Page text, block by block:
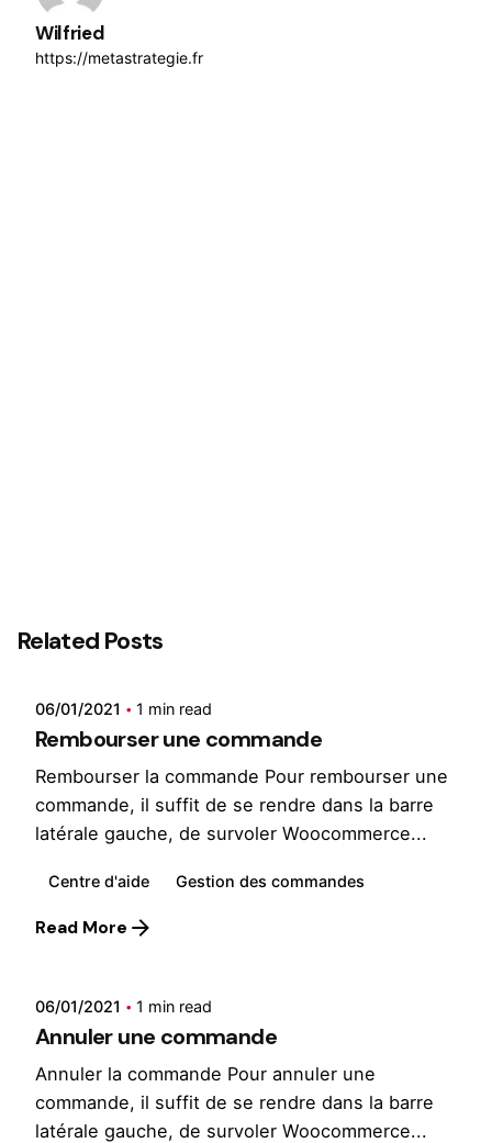
Wilfried
https://metastrategie.fr
Related Posts
Posted by
Wilfried
06/01/2021 1 min read
Rembourser une commande
Rembourser la commande Pour rembourser une
commande, il suffit de se rendre dans la barre
latérale gauche, de survoler Woocommerce...
Centre d'aide Gestion des commandes
Read More
Posted by
06/01/2021 1 min read
Annuler une commande
Annuler la commande Pour annuler une
commande, il suffit de se rendre dans la barre
latérale gauche, de survoler Woocommerce...